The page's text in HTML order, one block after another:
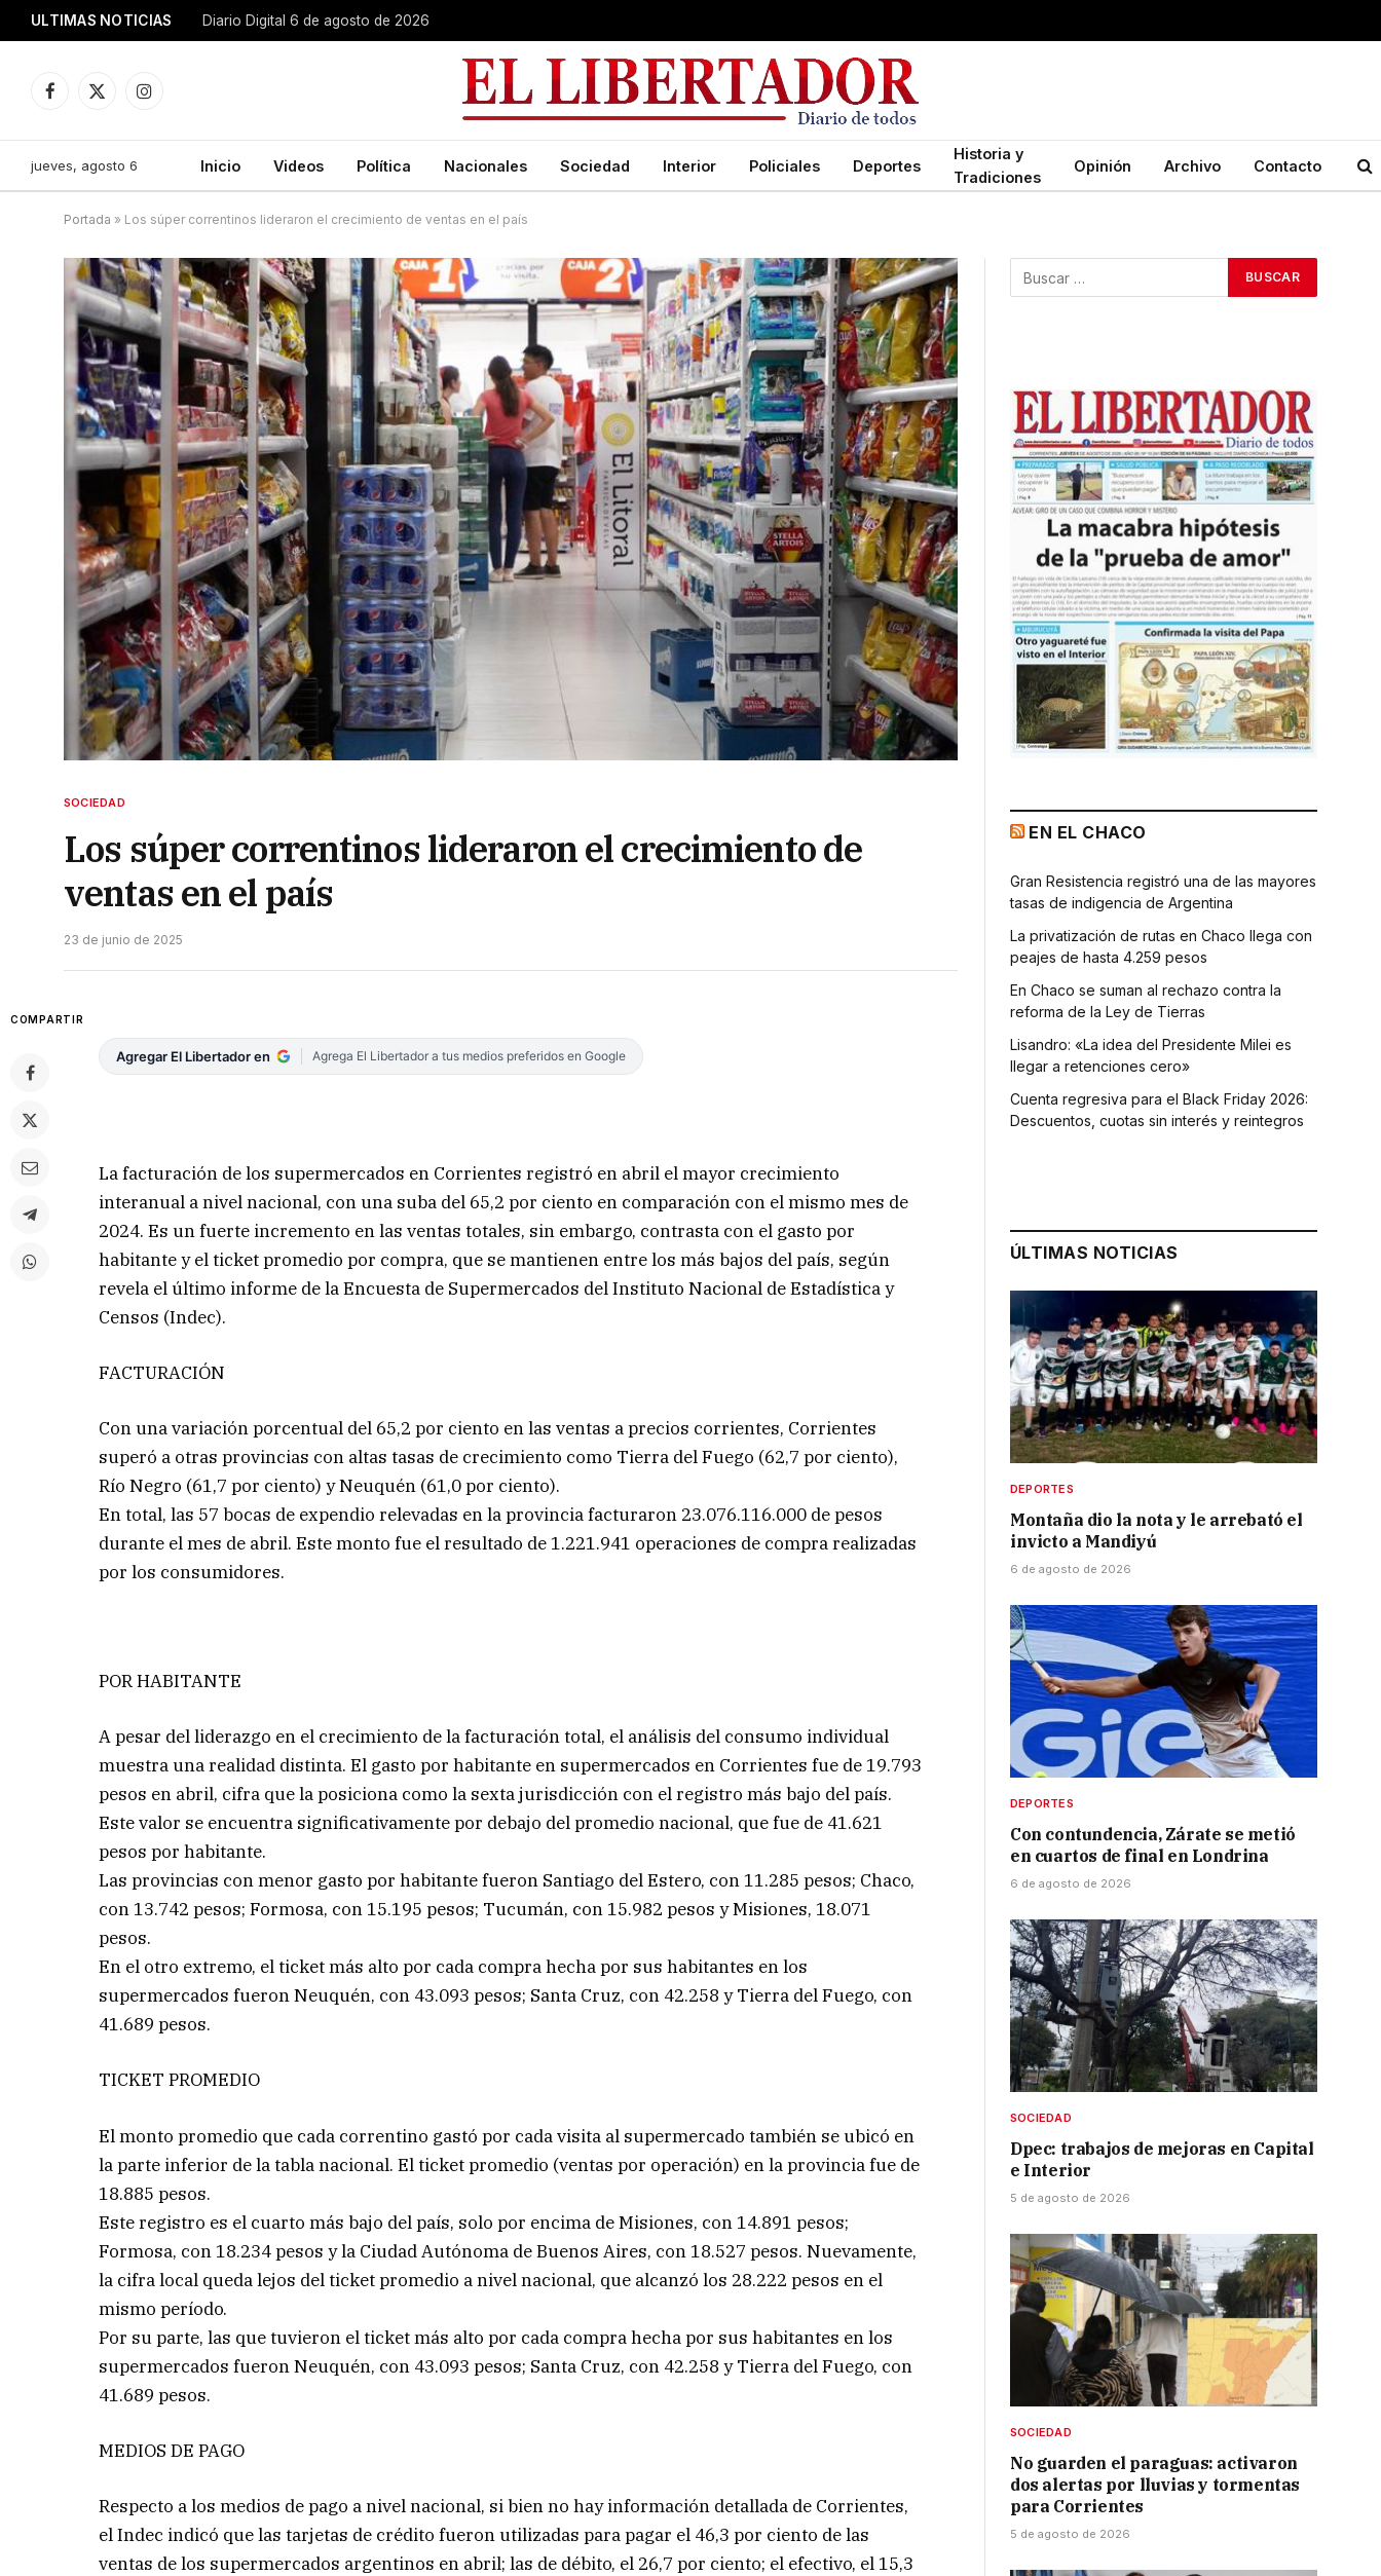
ULTIMAS NOTICIAS Diario Digital 6 de agosto de 2026
Facebook
X
Instagram
jueves, agosto 6 Inicio Videos Política Nacionales Sociedad Interior Policiales Deportes
Historia y
Tradiciones
Opinión Archivo Contacto
Portada » Los súper correntinos lideraron el crecimiento de ventas en el país
SOCIEDAD
Los súper correntinos lideraron el crecimiento de
ventas en el país
23 de junio de 2025
COMPARTIR
Agregar El Libertador en Agrega El Libertador a tus medios preferidos en Google
La facturación de los supermercados en Corrientes registró en abril el mayor crecimiento
interanual a nivel nacional, con una suba del 65,2 por ciento en comparación con el mismo mes de
2024. Es un fuerte incremento en las ventas totales, sin embargo, contrasta con el gasto por
habitante y el ticket promedio por compra, que se mantienen entre los más bajos del país, según
revela el último informe de la Encuesta de Supermercados del Instituto Nacional de Estadística y
Censos (Indec).
FACTURACIÓN
Con una variación porcentual del 65,2 por ciento en las ventas a precios corrientes, Corrientes
superó a otras provincias con altas tasas de crecimiento como Tierra del Fuego (62,7 por ciento),
Río Negro (61,7 por ciento) y Neuquén (61,0 por ciento).
En total, las 57 bocas de expendio relevadas en la provincia facturaron 23.076.116.000 de pesos
durante el mes de abril. Este monto fue el resultado de 1.221.941 operaciones de compra realizadas
por los consumidores.
POR HABITANTE
A pesar del liderazgo en el crecimiento de la facturación total, el análisis del consumo individual
muestra una realidad distinta. El gasto por habitante en supermercados en Corrientes fue de 19.793
pesos en abril, cifra que la posiciona como la sexta jurisdicción con el registro más bajo del país.
Este valor se encuentra significativamente por debajo del promedio nacional, que fue de 41.621
pesos por habitante.
Las provincias con menor gasto por habitante fueron Santiago del Estero, con 11.285 pesos; Chaco,
con 13.742 pesos; Formosa, con 15.195 pesos; Tucumán, con 15.982 pesos y Misiones, 18.071
pesos.
En el otro extremo, el ticket más alto por cada compra hecha por sus habitantes en los
supermercados fueron Neuquén, con 43.093 pesos; Santa Cruz, con 42.258 y Tierra del Fuego, con
41.689 pesos.
TICKET PROMEDIO
El monto promedio que cada correntino gastó por cada visita al supermercado también se ubicó en
la parte inferior de la tabla nacional. El ticket promedio (ventas por operación) en la provincia fue de
18.885 pesos.
Este registro es el cuarto más bajo del país, solo por encima de Misiones, con 14.891 pesos;
Formosa, con 18.234 pesos y la Ciudad Autónoma de Buenos Aires, con 18.527 pesos. Nuevamente,
la cifra local queda lejos del ticket promedio a nivel nacional, que alcanzó los 28.222 pesos en el
mismo período.
Por su parte, las que tuvieron el ticket más alto por cada compra hecha por sus habitantes en los
supermercados fueron Neuquén, con 43.093 pesos; Santa Cruz, con 42.258 y Tierra del Fuego, con
41.689 pesos.
MEDIOS DE PAGO
Respecto a los medios de pago a nivel nacional, si bien no hay información detallada de Corrientes,
el Indec indicó que las tarjetas de crédito fueron utilizadas para pagar el 46,3 por ciento de las
ventas de los supermercados argentinos en abril; las de débito, el 26,7 por ciento; el efectivo, el 15,3
EN EL CHACO
Gran Resistencia registró una de las mayores
tasas de indigencia de Argentina
La privatización de rutas en Chaco llega con
peajes de hasta 4.259 pesos
En Chaco se suman al rechazo contra la
reforma de la Ley de Tierras
Lisandro: «La idea del Presidente Milei es
llegar a retenciones cero»
Cuenta regresiva para el Black Friday 2026:
Descuentos, cuotas sin interés y reintegros
ÚLTIMAS NOTICIAS
DEPORTES
Montaña dio la nota y le arrebató el
invicto a Mandiyú
6 de agosto de 2026
DEPORTES
Con contundencia, Zárate se metió
en cuartos de final en Londrina
6 de agosto de 2026
SOCIEDAD
Dpec: trabajos de mejoras en Capital
e Interior
5 de agosto de 2026
SOCIEDAD
No guarden el paraguas: activaron
dos alertas por lluvias y tormentas
para Corrientes
5 de agosto de 2026